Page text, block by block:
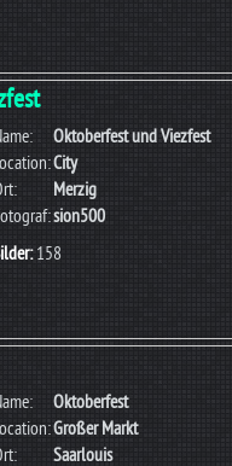
Oktoberfest und Viezfest
City
Merzig
sion500
158
Oktoberfest
Großer Markt
Saarlouis